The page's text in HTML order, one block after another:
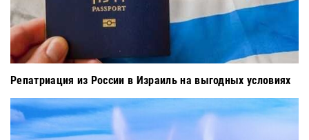
Репатриация из России в Израиль на выгодных условиях